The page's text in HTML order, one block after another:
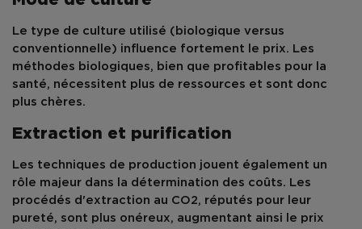
Le type de culture utilisé (biologique versus
conventionnelle) influence fortement le prix. Les
méthodes biologiques, bien que profitables pour la
santé, nécessitent plus de ressources et sont donc
plus chères.
Extraction et purification
Les techniques de production jouent également un
rôle majeur dans la détermination des coûts. Les
procédés d'extraction au CO2, réputés pour leur
pureté, sont plus onéreux, augmentant ainsi le prix